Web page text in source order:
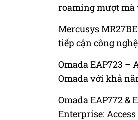
roaming mượt mà
Mercusys
tiếp cận công
Omada EAP723 –
Omada với khả
Omada EAP772 &
Enterprise: